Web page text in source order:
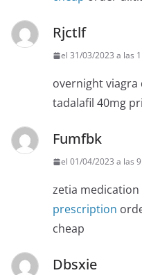
Rjctlf
el 31/03/2023 a las
overnight viagra
tadalafil 40mg
Fumfbk
el 01/04/2023 a las
zetia medication
prescription
cheap
Dbsxie